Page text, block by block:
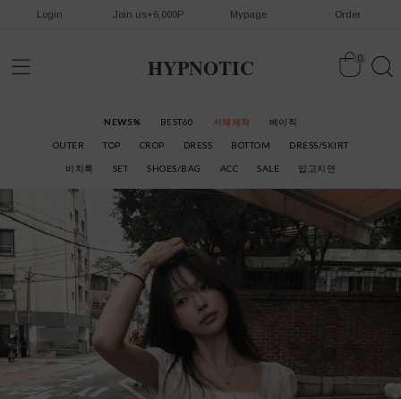
Login Join us+6,000P Mypage Order
HYPNOTIC 0
NEW5% BEST60 자체제작 베이직
OUTER TOP CROP DRESS BOTTOM DRESS/SKIRT
비치룩 SET SHOES/BAG ACC SALE 입고지연